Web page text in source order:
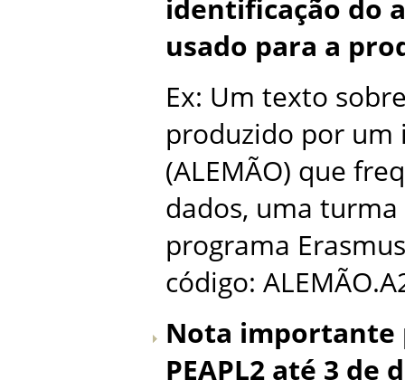
identificação do
usado para a
Ex: Um texto
produzido por um
(ALEMÃO) que
dados, uma
programa
código:
Nota
PEAPL2 até 3 de